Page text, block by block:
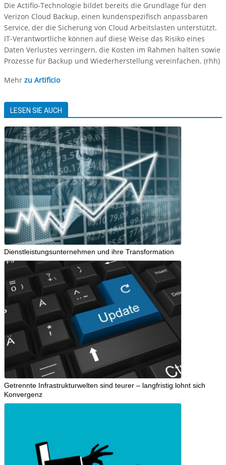
Die Actifio-Technologie bildet bereits die Grundlage für den
Verizon Cloud Backup, einen kundenspezifisch anpassbaren
Service, der die Sicherung von Cloud Arbeitslasten unterstützt.
IT-Verantwortliche können auf diese Weise das Risiko eines
Daten Verlustes verringern, die Kosten im Rahmen halten sowie
Prozesse für Backup und Wiederherstellung vereinfachen. (rhh)
Mehr zu Artificio
LESEN SIE AUCH
Dienstleistungsunternehmen und ihre Transformation
Getrennte Infrastrukturwelten sind teurer – langfristig lohnt sich
Konvergenz